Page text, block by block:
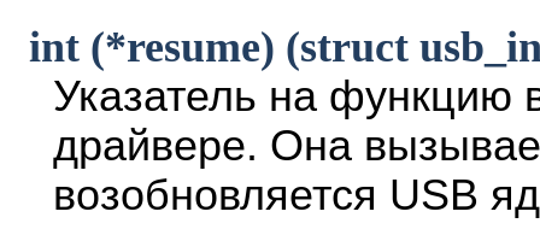
int (*resume) (struct
Указатель на функцию
драйвере. Она
возобновляется USB